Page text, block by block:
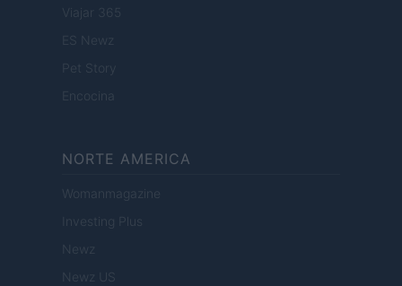
Viajar 365
ES Newz
Pet Story
Encocina
NORTE AMERICA
Womanmagazine
Investing Plus
Newz
Newz US